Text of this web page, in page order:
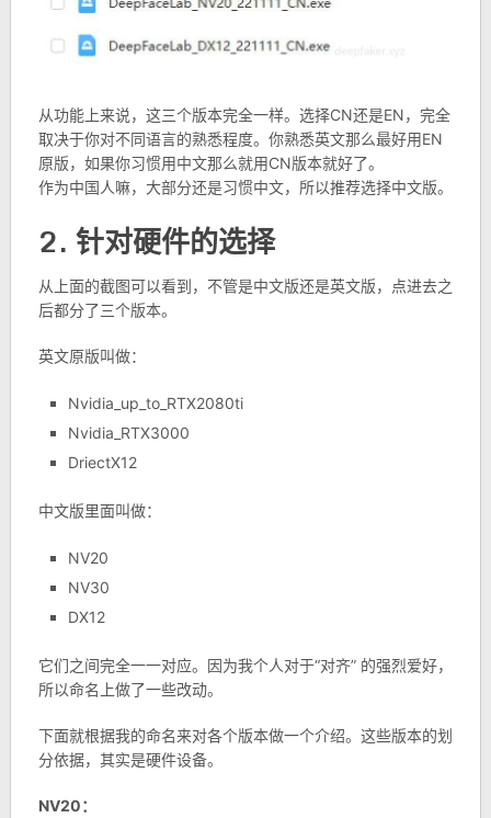
从功能上来说，这三个版本完全一样。选择CN还是EN，完全
取决于你对不同语言的熟悉程度。你熟悉英文那么最好用EN
原版，如果你习惯用中文那么就用CN版本就好了。
作为中国人嘛，大部分还是习惯中文，所以推荐选择中文版。
2. 针对硬件的选择
从上面的截图可以看到，不管是中文版还是英文版，点进去之
后都分了三个版本。
英文原版叫做：
Nvidia_up_to_RTX2080ti
Nvidia_RTX3000
DriectX12
中文版里面叫做：
NV20
NV30
DX12
它们之间完全一一对应。因为我个人对于“对齐” 的强烈爱好，
所以命名上做了一些改动。
下面就根据我的命名来对各个版本做一个介绍。这些版本的划
分依据，其实是硬件设备。
NV20：